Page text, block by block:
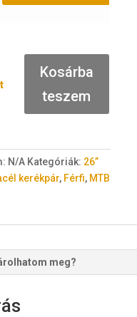
Kosárba
teszem
N/A Kategóriák: 26”
kerékpár, Férfi, MTB
meg?